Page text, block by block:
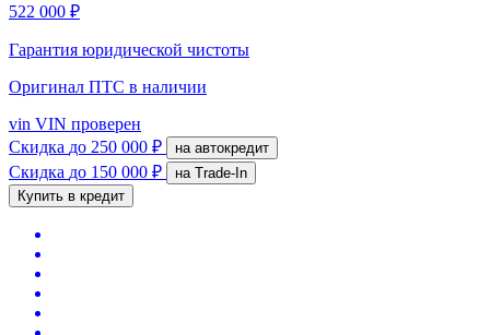
522 000 ₽
Гарантия юридической чистоты
Оригинал ПТС в наличии
vin VIN проверен
Скидка до 250 000 ₽ на автокредит
Скидка до 150 000 ₽
на Trade-In
Купить в кредит